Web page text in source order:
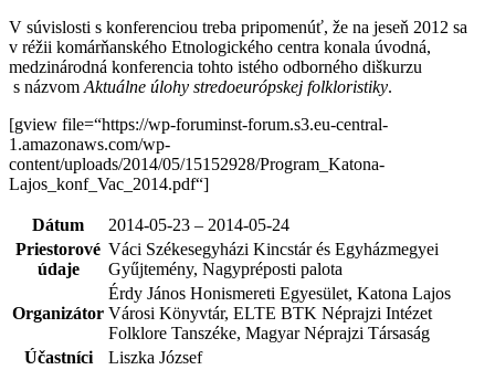
V súvislosti s konferenciou treba pripomenúť, že na jeseň 2012 sa
v réžii komárňanského Etnologického centra konala úvodná,
medzinárodná konferencia tohto istého odborného diškurzu
s názvom Aktuálne úlohy stredoeurópskej folkloristiky.
[gview file=“https://wp-foruminst-forum.s3.eu-central-
1.amazonaws.com/wp-
content/uploads/2014/05/15152928/Program_Katona-
Lajos_konf_Vac_2014.pdf“]
Dátum
2014-05-23 – 2014-05-24
Priestorové
údaje
Váci Székesegyházi Kincstár és Egyházmegyei
Gyűjtemény, Nagypréposti palota
Organizátor
Érdy János Honismereti Egyesület, Katona Lajos
Városi Könyvtár, ELTE BTK Néprajzi Intézet
Folklore Tanszéke, Magyar Néprajzi Társaság
Účastníci
Liszka József